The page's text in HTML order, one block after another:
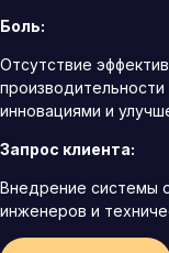
Боль:
Отсутствие
инновациями и
Запрос клиента:
Внедрение системы
инженеров и